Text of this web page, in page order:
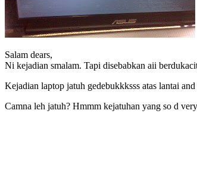
Salam dears,
Ni kejadian smalam. Tapi disebabkan aii
Kejadian laptop jatuh gedebukkksss atas lantai
Camna leh jatuh? Hmmm kejatuhan yang so d